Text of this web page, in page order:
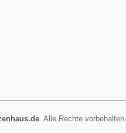
. Alle Rechte vorbehalten.